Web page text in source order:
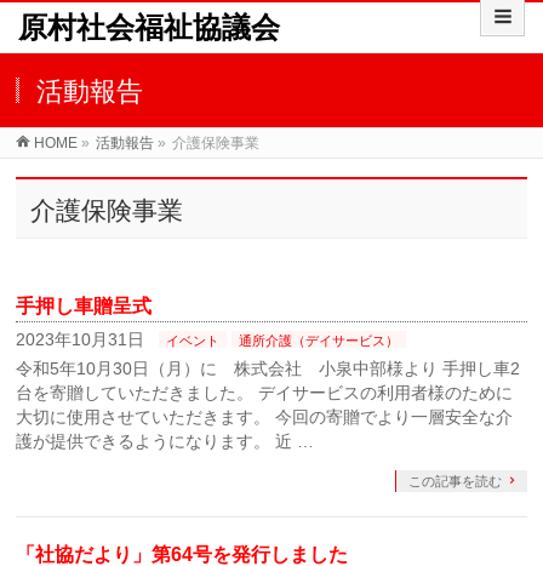
原村社会福祉協議会
活動報告
HOME » 活動報告 » 介護保険事業
介護保険事業
手押し車贈呈式
2023年10月31日 イベント 通所介護（デイサービス）
令和5年10月30日（月）に 株式会社 小泉中部様より 手押し車2
台を寄贈していただきました。 デイサービスの利用者様のために
大切に使用させていただきます。 今回の寄贈でより一層安全な介
護が提供できるようになります。 近 …
この記事を読む
「社協だより」第64号を発行しました